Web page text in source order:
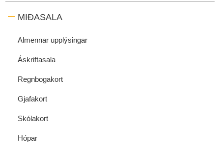
MIÐASALA
Almennar upplýsingar
Áskriftasala
Regnbogakort
Gjafakort
Skólakort
Hópar